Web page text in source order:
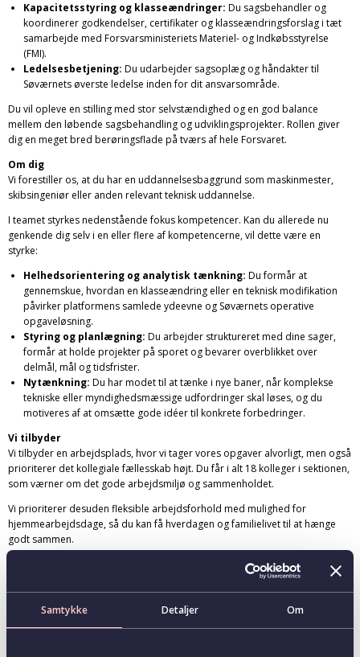
Samtykke Detaljer Om
Kapacitetsstyring og klasseændringer: Du sagsbehandler og
koordinerer godkendelser, certifikater og klasseændringsforslag i tæt
samarbejde med Forsvarsministeriets Materiel- og Indkøbsstyrelse
(FMI).
Ledelsesbetjening: Du udarbejder sagsoplæg og håndakter til
Søværnets øverste ledelse inden for dit ansvarsområde.
Du vil opleve en stilling med stor selvstændighed og en god balance
mellem den løbende sagsbehandling og udviklingsprojekter. Rollen giver
dig en meget bred berøringsflade på tværs af hele Forsvaret.
Om dig
Vi forestiller os, at du har en uddannelsesbaggrund som maskinmester,
skibsingeniør eller anden relevant teknisk uddannelse.
I teamet styrkes nedenstående fokus kompetencer. Kan du allerede nu
genkende dig selv i en eller flere af kompetencerne, vil dette være en
styrke:
Helhedsorientering og analytisk tænkning: Du formår at
gennemskue, hvordan en klasseændring eller en teknisk modifikation
påvirker platformens samlede ydeevne og Søværnets operative
opgaveløsning.
Styring og planlægning: Du arbejder struktureret med dine sager,
formår at holde projekter på sporet og bevarer overblikket over
delmål, mål og tidsfrister.
Nytænkning: Du har modet til at tænke i nye baner, når komplekse
tekniske eller myndighedsmæssige udfordringer skal løses, og du
motiveres af at omsætte gode idéer til konkrete forbedringer.
Vi tilbyder
Vi tilbyder en arbejdsplads, hvor vi tager vores opgaver alvorligt, men også
prioriterer det kollegiale fællesskab højt. Du får i alt 18 kolleger i sektionen,
som værner om det gode arbejdsmiljø og sammenholdet.
Vi prioriterer desuden fleksible arbejdsforhold med mulighed for
hjemmearbejdsdage, så du kan få hverdagen og familielivet til at hænge
godt sammen.
Der er rig mulighed for faglig og personlige udvikling, og du vil få et godt
Ansættelsesvilkår
Du ansættes i henhold til den enhver tid gældende overenskomst.